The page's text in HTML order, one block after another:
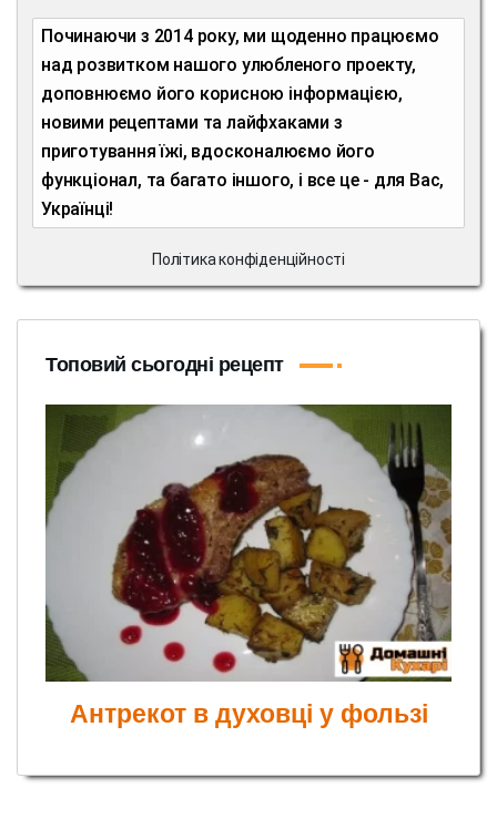
Починаючи з 2014 року, ми щоденно працюємо
над розвитком нашого улюбленого проекту,
доповнюємо його корисною інформацією,
новими рецептами та лайфхаками з
приготування їжі, вдосконалюємо його
функціонал, та багато іншого, і все це - для Вас,
Українці!
Політика конфіденційності
Топовий сьогодні рецепт
Антрекот в духовці у фользі